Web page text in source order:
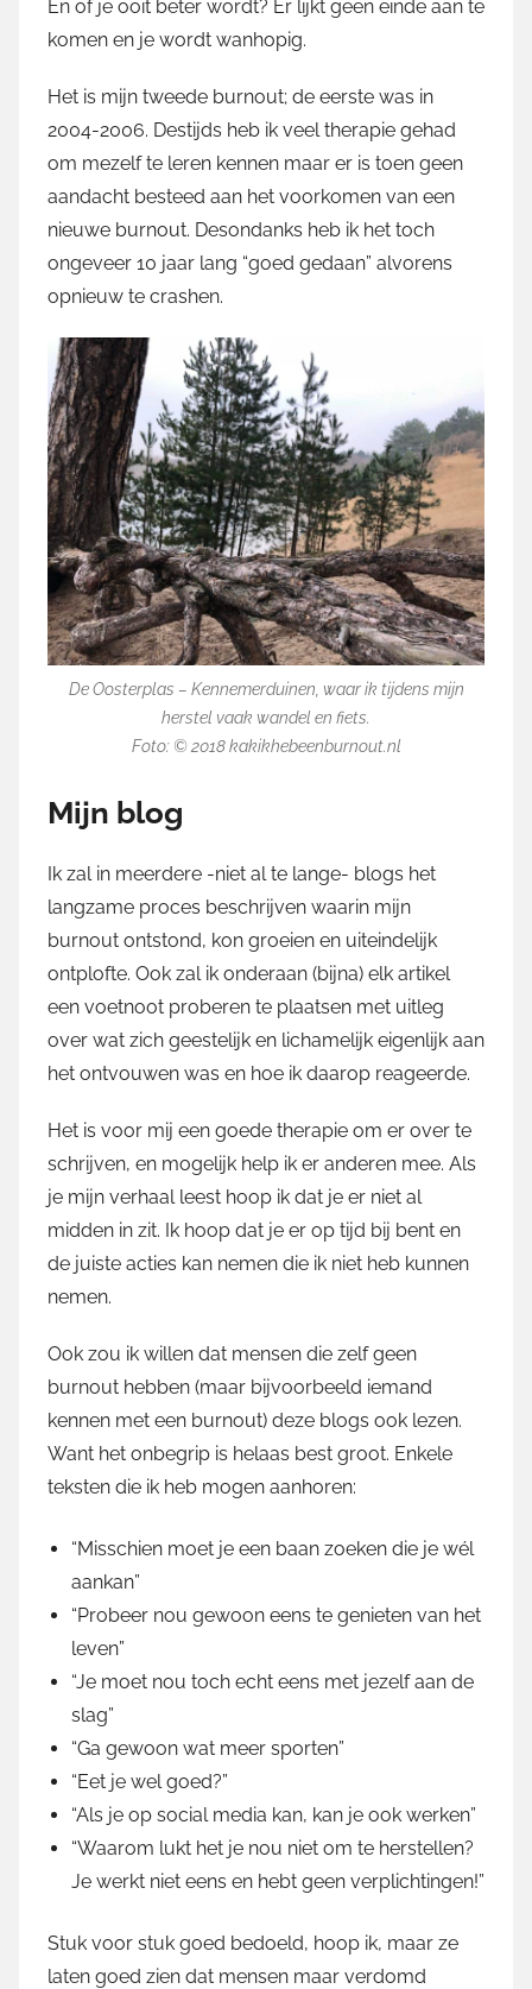
En of je ooit beter wordt? Er lijkt geen einde aan te
komen en je wordt wanhopig.
Het is mijn tweede burnout; de eerste was in
2004-2006. Destijds heb ik veel therapie gehad
om mezelf te leren kennen maar er is toen geen
aandacht besteed aan het voorkomen van een
nieuwe burnout. Desondanks heb ik het toch
ongeveer 10 jaar lang “goed gedaan” alvorens
opnieuw te crashen.
De Oosterplas – Kennemerduinen, waar ik tijdens mijn
herstel vaak wandel en fiets.
Foto: © 2018 kakikhebeenburnout.nl
Mijn blog
Ik zal in meerdere -niet al te lange- blogs het
langzame proces beschrijven waarin mijn
burnout ontstond, kon groeien en uiteindelijk
ontplofte. Ook zal ik onderaan (bijna) elk artikel
een voetnoot proberen te plaatsen met uitleg
over wat zich geestelijk en lichamelijk eigenlijk aan
het ontvouwen was en hoe ik daarop reageerde.
Het is voor mij een goede therapie om er over te
schrijven, en mogelijk help ik er anderen mee. Als
je mijn verhaal leest hoop ik dat je er niet al
midden in zit. Ik hoop dat je er op tijd bij bent en
de juiste acties kan nemen die ik niet heb kunnen
nemen.
Ook zou ik willen dat mensen die zelf geen
burnout hebben (maar bijvoorbeeld iemand
kennen met een burnout) deze blogs ook lezen.
Want het onbegrip is helaas best groot. Enkele
teksten die ik heb mogen aanhoren:
“Misschien moet je een baan zoeken die je wél
aankan”
“Probeer nou gewoon eens te genieten van het
leven”
“Je moet nou toch echt eens met jezelf aan de
slag”
“Ga gewoon wat meer sporten”
“Eet je wel goed?”
“Als je op social media kan, kan je ook werken”
“Waarom lukt het je nou niet om te herstellen?
Je werkt niet eens en hebt geen verplichtingen!”
Stuk voor stuk goed bedoeld, hoop ik, maar ze
laten goed zien dat mensen maar verdomd